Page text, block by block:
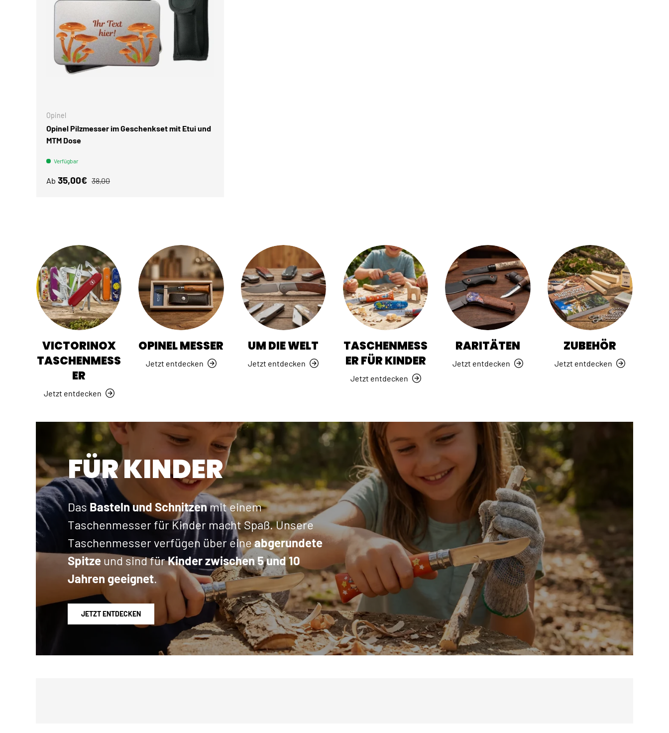
Opinel
Opinel Pilzmesser im Geschenkset mit Etui und
MTM Dose
Verfügbar
Verkaufspreis
Ab 35,00€ Normaler Preis
38,00
VICTORINOX
TASCHENMESS
ER
Jetzt entdecken
OPINEL MESSER
Jetzt entdecken
UM DIE WELT
Jetzt entdecken
TASCHENMESS
ER FÜR KINDER
Jetzt entdecken
RARITÄTEN
Jetzt entdecken
ZUBEHÖR
Jetzt entdecken
FÜR KINDER
Das Basteln und Schnitzenmit einem
Taschenmesser für Kinder macht Spaß. Unsere
Taschenmesser verfügen über eineabgerundete
Spitze und sind fürKinder zwischen 5 und 10
Jahren geeignet.
JETZT ENTDECKEN